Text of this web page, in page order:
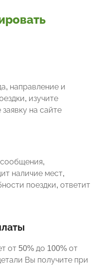
направление и
изучите
на сайте
наличие мест,
поездки, ответит
от 50% до 100% от
Вы получите при